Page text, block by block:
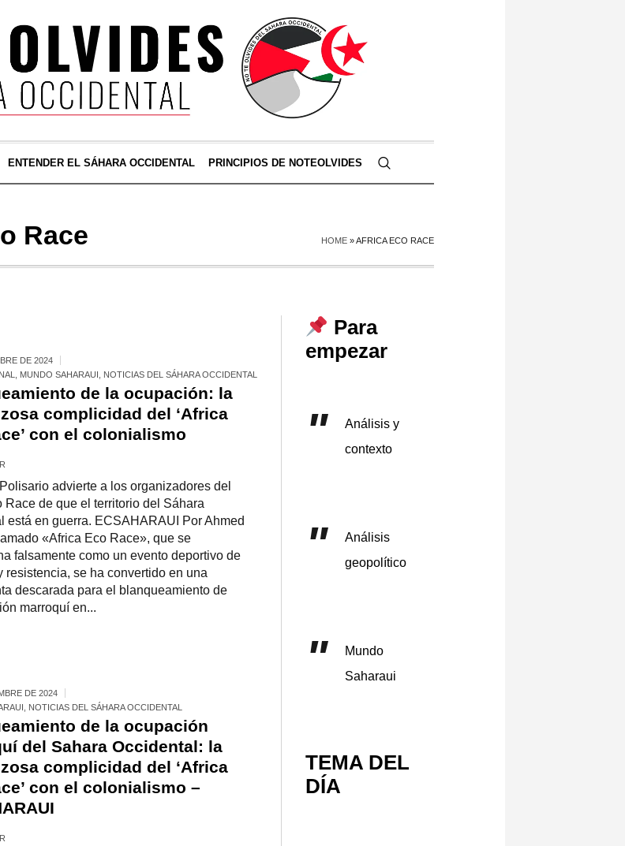
ENTENDER EL SÁHARA OCCIDENTAL PRINCIPIOS DE NOTEOLVIDES
Race HOME »AFRICA ECO RACE
DE 2024
MUNDO SAHARAUI NOTICIAS DEL SÁHARA OCCIDENTAL
de la ocupación: la
complicidad del ‘Africa
con el colonialismo
advierte a los organizadores del
Race de que el territorio del Sáhara
está en guerra. ECSAHARAUI Por Ahmed
«Africa Eco Race», que se
falsamente como un evento deportivo de
resistencia, se ha convertido en una
descarada para el blanqueamiento de
marroquí en...
DE 2024
NOTICIAS DEL SÁHARA OCCIDENTAL
de la ocupación
del Sahara Occidental: la
complicidad del ‘Africa
con el colonialismo –
Para
empezar
Análisis y
contexto
Análisis
geopolítico
Mundo
Saharaui
TEMA DEL
DÍA